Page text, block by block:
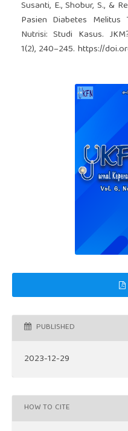
Susanti, E., Shobur, S., &
Pasien Diabetes
Nutrisi: Studi Kasus.
1(2), 240–245. https://
PUBLISHED
2023-12-29
HOW TO CITE